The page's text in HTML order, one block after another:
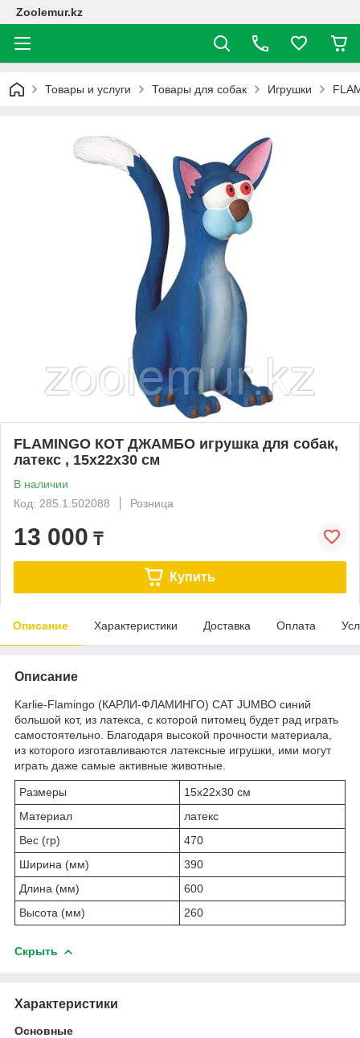
Zoolemur.kz
Товары и услуги Товары для собак Игрушки
FLAMINGO КОТ ДЖАМБО игрушка для собак,
латекс , 15х22х30 см
В наличии
Код: 285.1.502088
Розница
13 000 ₸
Купить
Описание Характеристики Доставка Оплата
Описание
Karlie-Flamingo (КАРЛИ-ФЛАМИНГО) CAT JUMBO синий
большой кот, из латекса, с которой питомец будет рад играть
самостоятельно. Благодаря высокой прочности материала,
из которого изготавливаются латексные игрушки, ими могут
играть даже самые активные животные.
Размеры
15х22х30 см
Материал
латекс
Вес (гр)
470
Ширина (мм)
390
Длина (мм)
600
Высота (мм)
260
Скрыть
Характеристики
Основные